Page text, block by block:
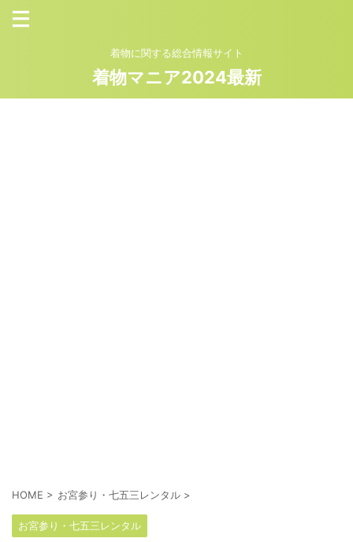
着物に関する総合情報サイト
着物マニア2024最新
HOME > お宮参り・七五三レンタル >
お宮参り・七五三レンタル